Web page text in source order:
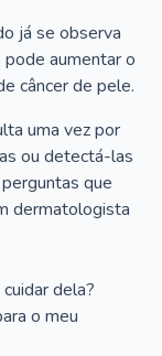
já se observa
aumentar o
câncer de pele.
uma vez por
ou detectá-las
que
dermatologista
dela?
o meu